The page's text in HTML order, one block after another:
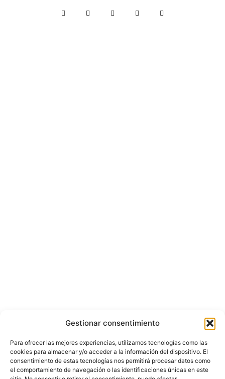
Gestionar consentimiento
Para ofrecer las mejores experiencias, utilizamos tecnologías como las
cookies para almacenar y/o acceder a la información del dispositivo. El
consentimiento de estas tecnologías nos permitirá procesar datos como
el comportamiento de navegación o las identificaciones únicas en este